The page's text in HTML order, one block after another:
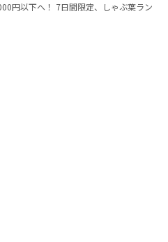
円以下へ！ 7日間限定、しゃぶ葉ラン